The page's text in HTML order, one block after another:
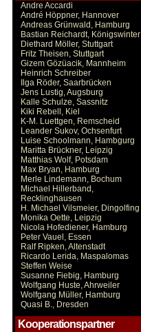
Andre Accardi
André Höppner, Hannover
Andreas Grünwald, Hamburg
Bastian Reichardt, Königswinter
Diethard Möller, Stuttgart
Fritz Theisen, Stuttgart
Gizem Gözüacik, Mannheim
Heinrich Schreiber
Ilga Röder, Saarbrücken
Jens Lustig, Augsburg
Kalle Schulze, Sassnitz
Kiki Rebell, Kiel
K-M. Luettgen, Remscheid
Leander Sukov, Ochsenfurt
Luise Schoolmann, Hambgurg
Maritta Brückner, Leipzig
Matthias Wolf, Potsdam
Max Bryan, Hamburg
Merle Lindemann, Bochum
Michael Hillerband,
Recklinghausen
H. Michael Vilsmeier, Dingolfing
Monika Oette, Leipzig
Nicola Hofediener, Hamburg
Peter Vauel, Essen
Ralf Ripken, Altenstadt
Ricardo Lerida, Maspalomas
Steffen Weise
Susanne Fiebig, Hamburg
Wolfgang Huste, Ahrweiler
Wolfgang Müller, Hamburg
Quasi B., Dresden
Kooperationspartner